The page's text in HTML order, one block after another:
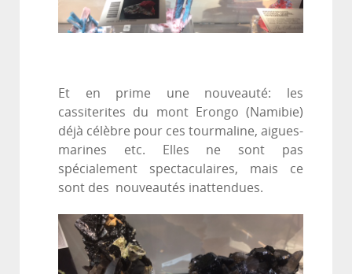
Et en prime une nouveauté: les
cassiterites du mont Erongo (Namibie)
déjà célèbre pour ces tourmaline, aigues-
marines etc. Elles ne sont pas
spécialement spectaculaires, mais ce
sont des nouveautés inattendues.